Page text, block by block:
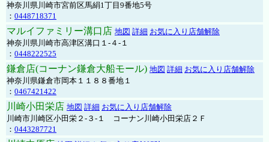
神奈川県川崎市宮前区馬絹1丁目9番地5号
： 0448718371
マルイファミリー溝口店 地図 詳細 お気に入り店舗解除
神奈川県川崎市高津区溝口１-４-１
： 0448222525
鎌倉店(コーナン鎌倉大船モール) 地図 詳細 お気に入り店舗解除
神奈川県鎌倉市岡本１１８８番地１
： 0467421422
川崎小田栄店 地図 詳細 お気に入り店舗解除
川崎市川崎区小田栄２‐３‐１ コーナン川崎小田栄店２Ｆ
： 0443287721